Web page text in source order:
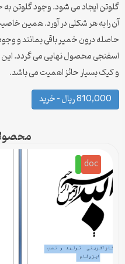
گلوتن ایجاد می شود. وجود گلوتن
آن را به هر شکلی در آورد. همین
حاصله درون خمیر باقی بمانند و
اسفنجی محصول نهایی می گردد. این
و کیک بسیار حائز اهمیت می باشد.
810,000 ریال – خرید
doc